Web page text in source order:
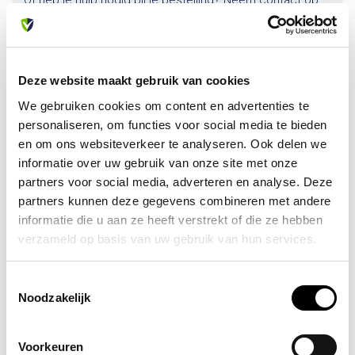
Deze website maakt gebruik van cookies
We gebruiken cookies om content en advertenties te
personaliseren, om functies voor social media te bieden
en om ons websiteverkeer te analyseren. Ook delen we
informatie over uw gebruik van onze site met onze
partners voor social media, adverteren en analyse. Deze
partners kunnen deze gegevens combineren met andere
informatie die u aan ze heeft verstrekt of die ze hebben
verzameld op basis van uw gebruik van hun services.
Noodzakelijk
Voorkeuren
met onze klantenservice. We helpen je graag verder!
Recent bekeken